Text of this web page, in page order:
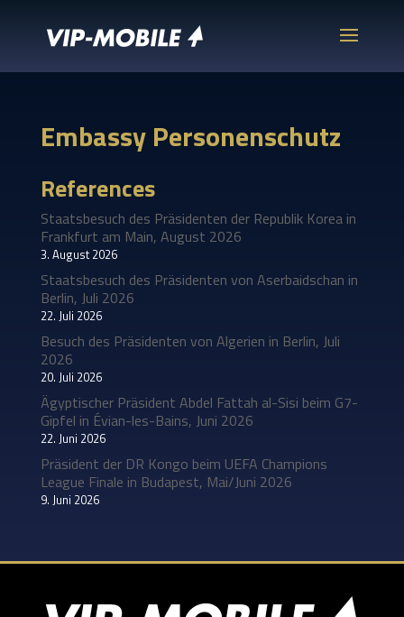
Embassy Personenschutz
References
Staatsbesuch des Präsidenten der Republik Korea in
Frankfurt am Main, August 2026
3. August 2026
Staatsbesuch des Präsidenten von Aserbaidschan in
Berlin, Juli 2026
22. Juli 2026
Besuch des Präsidenten von Algerien in Berlin, Juli
2026
20. Juli 2026
Ägyptischer Präsident Abdel Fattah al-Sisi beim G7-
Gipfel in Évian-les-Bains, Juni 2026
22. Juni 2026
Präsident der DR Kongo beim UEFA Champions
League Finale in Budapest, Mai/Juni 2026
9. Juni 2026